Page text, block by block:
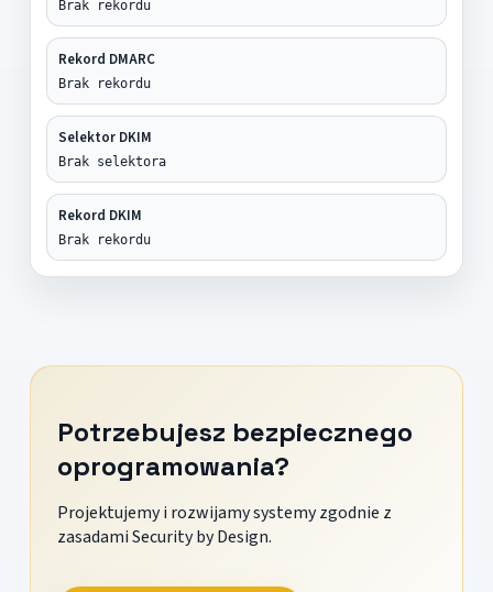
Brak rekordu
Rekord DMARC
Brak rekordu
Selektor DKIM
Brak selektora
Rekord DKIM
Brak rekordu
Potrzebujesz bezpiecznego
oprogramowania?
Projektujemy i rozwijamy systemy zgodnie z
zasadami Security by Design.